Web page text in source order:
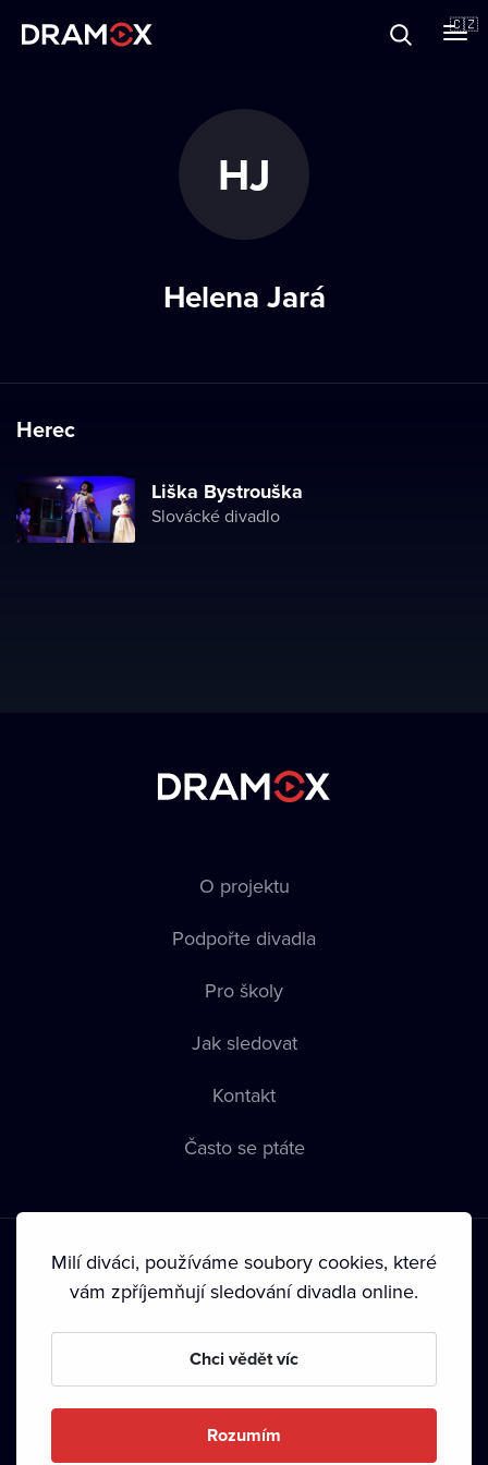
🇨🇿
HJ
Helena Jará
Herec
Liška Bystrouška
Slovácké divadlo
O projektu
Podpořte divadla
Pro školy
Jak sledovat
Kontakt
Často se ptáte
Podmínky používání • Ochrana soukromí • Zásady používání
• Autorská práva•
Milí diváci, používáme soubory cookies, které
vám zpříjemňují sledování divadla online.
Chci vědět víc
Rozumím